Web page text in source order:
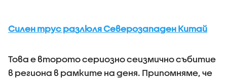
Силен трус разлюля Северозападен Китай
Това е второто сериозно сеизмично събитие
в региона в рамките на деня. Припомняме, че